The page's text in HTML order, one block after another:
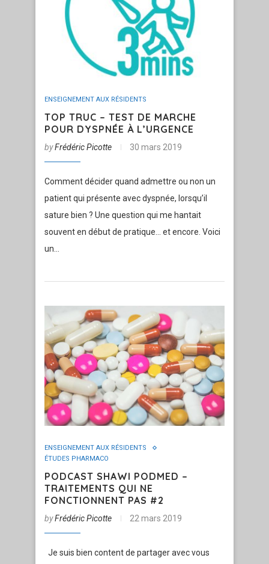
ENSEIGNEMENT AUX RÉSIDENTS
TOP TRUC – TEST DE MARCHE
POUR DYSPNÉE À L’URGENCE
byFrédéric Picotte 30 mars 2019
Comment décider quand admettre ou non un
patient qui présente avec dyspnée, lorsqu’il
sature bien ? Une question qui me hantait
souvent en début de pratique… et encore. Voici
un…
ENSEIGNEMENT AUX RÉSIDENTS
ÉTUDES PHARMACO
PODCAST SHAWI PODMED –
TRAITEMENTS QUI NE
FONCTIONNENT PAS #2
byFrédéric Picotte 22 mars 2019
Je suis bien content de partager avec vous